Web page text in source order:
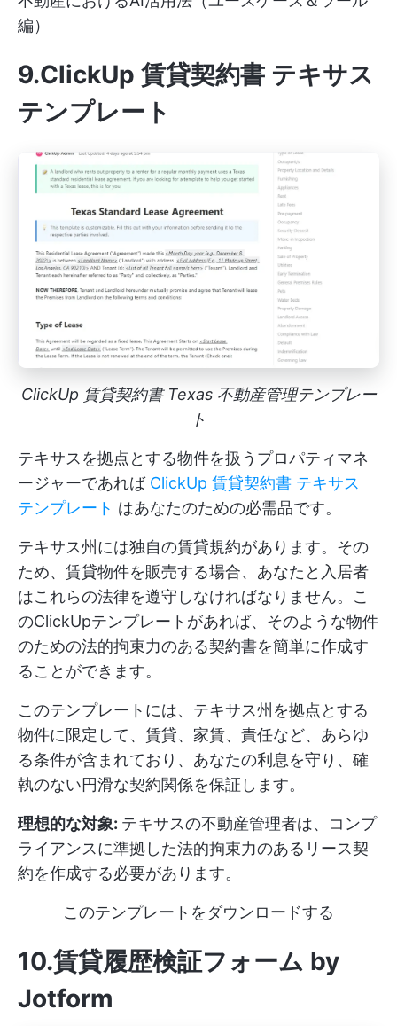
編）
9.ClickUp 賃貸契約書 テキサス
テンプレート
ClickUp 賃貸契約書 Texas 不動産管理テンプレー
ト
テキサスを拠点とする物件を扱うプロパティマネ
ージャーであれば ClickUp 賃貸契約書 テキサス
テンプレート はあなたのための必需品です。
テキサス州には独自の賃貸規約があります。その
ため、賃貸物件を販売する場合、あなたと入居者
はこれらの法律を遵守しなければなりません。こ
のClickUpテンプレートがあれば、そのような物件
のための法的拘束力のある契約書を簡単に作成す
ることができます。
このテンプレートには、テキサス州を拠点とする
物件に限定して、賃貸、家賃、責任など、あらゆ
る条件が含まれており、あなたの利息を守り、確
執のない円滑な契約関係を保証します。
理想的な対象: テキサスの不動産管理者は、コンプ
ライアンスに準拠した法的拘束力のあるリース契
約を作成する必要があります。
このテンプレートをダウンロードする
10.賃貸履歴検証フォーム by
Jotform